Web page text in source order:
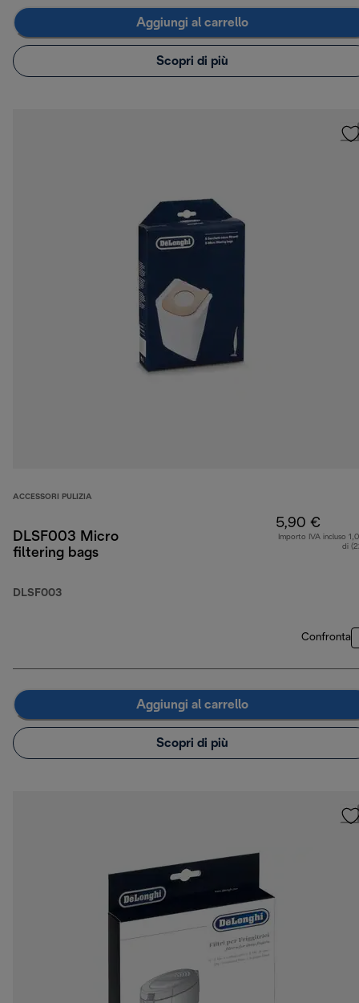
Aggiungi al carrello
Scopri di più
ACCESSORI PULIZIA
DLSF003 Micro
filtering bags
DLSF003
5,90 €
Importo IVA incluso
di
Confronta
Aggiungi al carrello
Scopri di più